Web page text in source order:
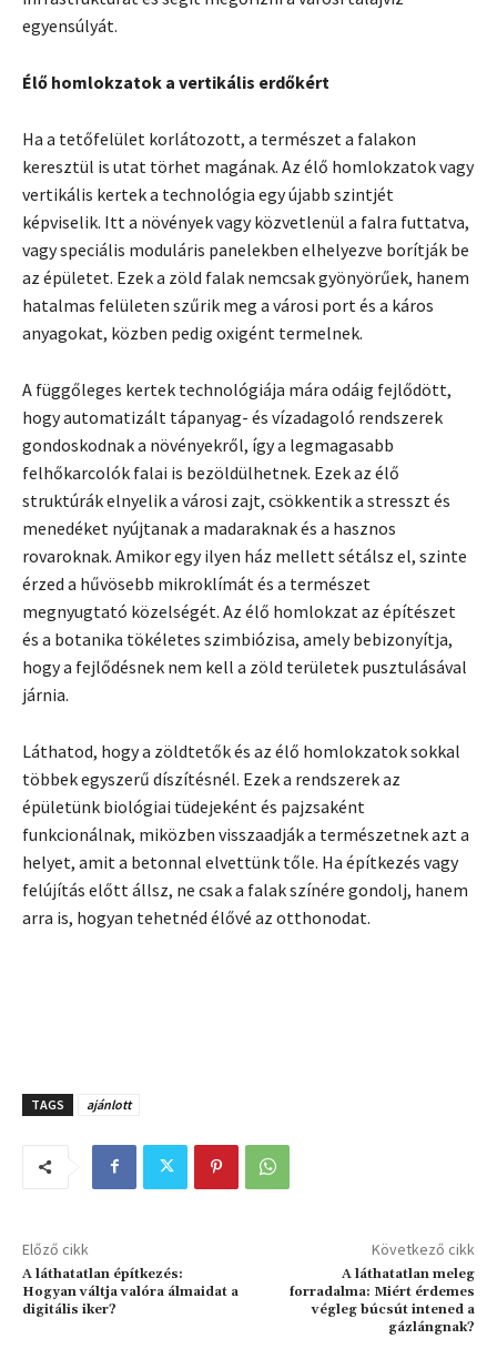
egyensúlyát.
Élő homlokzatok a vertikális erdőkért
Ha a tetőfelület korlátozott, a természet a falakon
keresztül is utat törhet magának. Az élő homlokzatok vagy
vertikális kertek a technológia egy újabb szintjét
képviselik. Itt a növények vagy közvetlenül a falra futtatva,
vagy speciális moduláris panelekben elhelyezve borítják be
az épületet. Ezek a zöld falak nemcsak gyönyörűek, hanem
hatalmas felületen szűrik meg a városi port és a káros
anyagokat, közben pedig oxigént termelnek.
A függőleges kertek technológiája mára odáig fejlődött,
hogy automatizált tápanyag- és vízadagoló rendszerek
gondoskodnak a növényekről, így a legmagasabb
felhőkarcolók falai is bezöldülhetnek. Ezek az élő
struktúrák elnyelik a városi zajt, csökkentik a stresszt és
menedéket nyújtanak a madaraknak és a hasznos
rovaroknak. Amikor egy ilyen ház mellett sétálsz el, szinte
érzed a hűvösebb mikroklímát és a természet
megnyugtató közelségét. Az élő homlokzat az építészet
és a botanika tökéletes szimbiózisa, amely bebizonyítja,
hogy a fejlődésnek nem kell a zöld területek pusztulásával
járnia.
Láthatod, hogy a zöldtetők és az élő homlokzatok sokkal
többek egyszerű díszítésnél. Ezek a rendszerek az
épületünk biológiai tüdejeként és pajzsaként
funkcionálnak, miközben visszaadják a természetnek azt a
helyet, amit a betonnal elvettünk tőle. Ha építkezés vagy
felújítás előtt állsz, ne csak a falak színére gondolj, hanem
arra is, hogyan tehetnéd élővé az otthonodat.
TAGS ajánlott
Előző cikk
A láthatatlan építkezés:
Hogyan váltja valóra álmaidat a
digitális iker?
Következő cikk
A láthatatlan meleg
forradalma: Miért érdemes
végleg búcsút intened a
gázlángnak?